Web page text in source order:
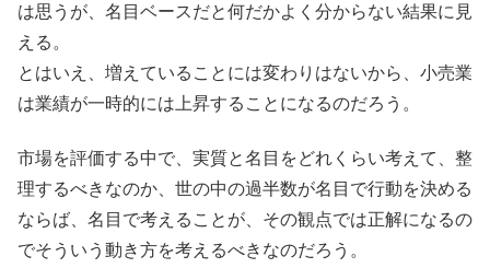
は思うが、名目ベースだと何だかよく分からない結果に見
える。
とはいえ、増えていることには変わりはないから、小売業
は業績が一時的には上昇することになるのだろう。
市場を評価する中で、実質と名目をどれくらい考えて、整
理するべきなのか、世の中の過半数が名目で行動を決める
ならば、名目で考えることが、その観点では正解になるの
でそういう動き方を考えるべきなのだろう。